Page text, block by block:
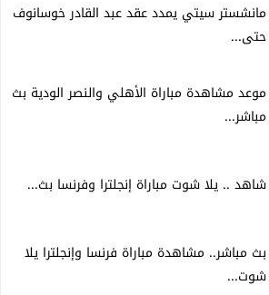
مانشستر سيتي يمدد عقد عبد القادر خوسانوف
حتى...
موعد مشاهدة مباراة الأهلي والنصر الودية بث
مباشر...
شاهد .. يلا شوت مباراة إنجلترا وفرنسا بث...
بث مباشر.. مشاهدة مباراة فرنسا وإنجلترا يلا
شوت...